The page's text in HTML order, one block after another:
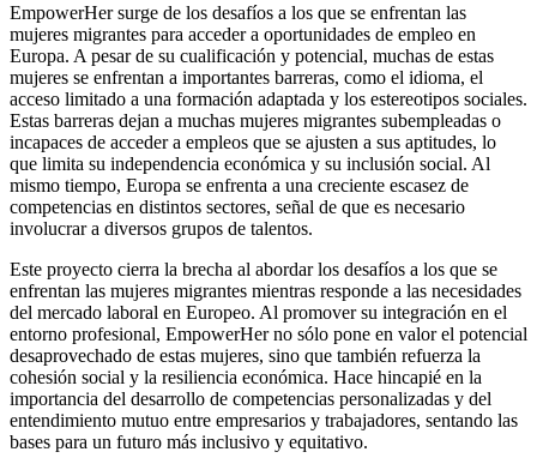
EmpowerHer surge de los desafíos a los que se enfrentan las
mujeres migrantes para acceder a oportunidades de empleo en
Europa. A pesar de su cualificación y potencial, muchas de estas
mujeres se enfrentan a importantes barreras, como el idioma, el
acceso limitado a una formación adaptada y los estereotipos sociales.
Estas barreras dejan a muchas mujeres migrantes subempleadas o
incapaces de acceder a empleos que se ajusten a sus aptitudes, lo
que limita su independencia económica y su inclusión social. Al
mismo tiempo, Europa se enfrenta a una creciente escasez de
competencias en distintos sectores, señal de que es necesario
involucrar a diversos grupos de talentos.
Este proyecto cierra la brecha al abordar los desafíos a los que se
enfrentan las mujeres migrantes mientras responde a las necesidades
del mercado laboral en Europeo. Al promover su integración en el
entorno profesional, EmpowerHer no sólo pone en valor el potencial
desaprovechado de estas mujeres, sino que también refuerza la
cohesión social y la resiliencia económica. Hace hincapié en la
importancia del desarrollo de competencias personalizadas y del
entendimiento mutuo entre empresarios y trabajadores, sentando las
bases para un futuro más inclusivo y equitativo.